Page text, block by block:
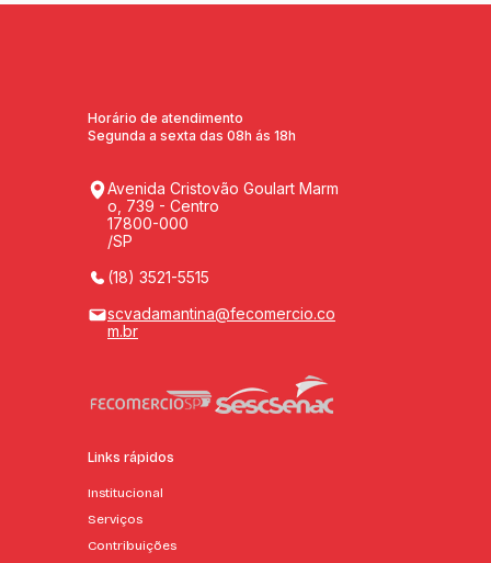
Horário de atendimento
Segunda a sexta das 08h ás 18h
Avenida Cristovão Goulart Marm
o, 739 - Centro
17800-000
/SP
(18) 3521-5515
scvadamantina@fecomercio.co
m.br
Links rápidos
Institucional
Serviços
Contribuições